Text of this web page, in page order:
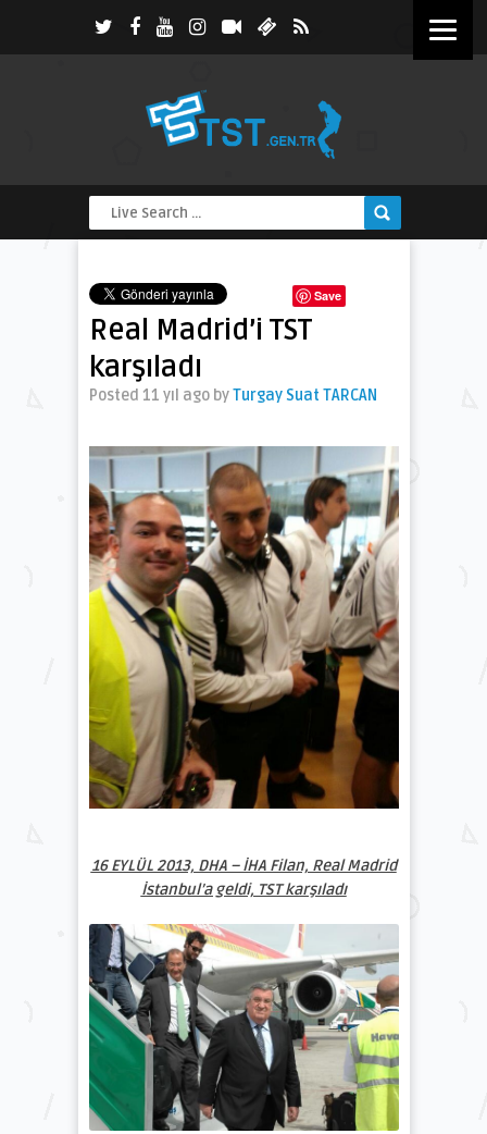
Save
Real Madrid’i TST
karşıladı
Posted 11 yıl ago byTurgay Suat TARCAN
16 EYLÜL 2013, DHA – İHA Filan, Real Madrid
İstanbul’a geldi, TST karşıladı